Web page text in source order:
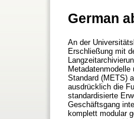
German
An der
Erschließung mit
Standard (METS)
ausdrücklich die
standardisierte
Geschäftsgang
komplett modular